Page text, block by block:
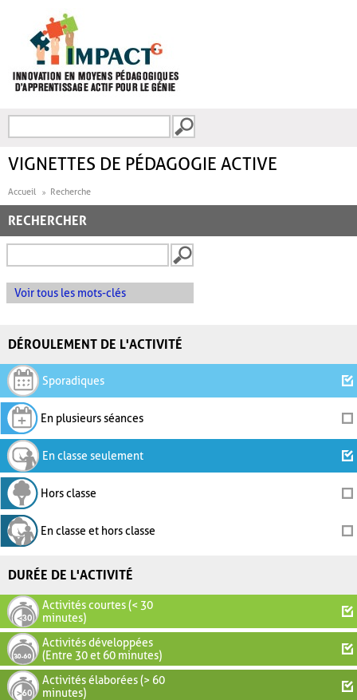
FORMULAIRE DE
VIGNETTES DE PÉDAGOGIE ACTIVE
Accueil Recherche
RECHERCHER
Voir tous les mots-clés
DÉROULEMENT DE L'ACTIVITÉ
Sporadiques
En plusieurs séances
En classe seulement
Hors classe
En classe et hors classe
DURÉE DE L'ACTIVITÉ
Activités courtes (< 30
minutes)
Activités développées
(Entre 30 et 60 minutes)
Activités élaborées (> 60
minutes)